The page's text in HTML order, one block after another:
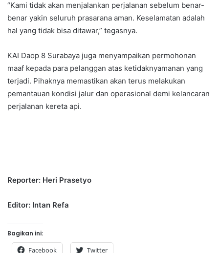
“Kami tidak akan menjalankan perjalanan sebelum benar-
benar yakin seluruh prasarana aman. Keselamatan adalah
hal yang tidak bisa ditawar,” tegasnya.
KAI Daop 8 Surabaya juga menyampaikan permohonan
maaf kepada para pelanggan atas ketidaknyamanan yang
terjadi. Pihaknya memastikan akan terus melakukan
pemantauan kondisi jalur dan operasional demi kelancaran
perjalanan kereta api.
Reporter: Heri Prasetyo
Editor: Intan Refa
Bagikan ini:
Facebook Twitter